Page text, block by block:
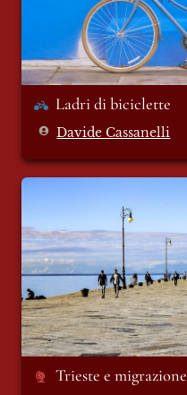
Ladri di biciclette
Davide Cassanelli
Trieste e migrazione
Trieste e migrazione